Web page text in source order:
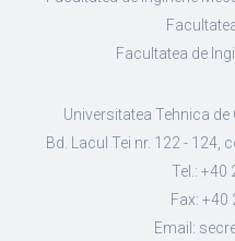
Facultatea de
Universitatea Tehnica
Bd. Lacul Tei nr. 122 - 124,
Tel.: +40
Fax: +40
Email: